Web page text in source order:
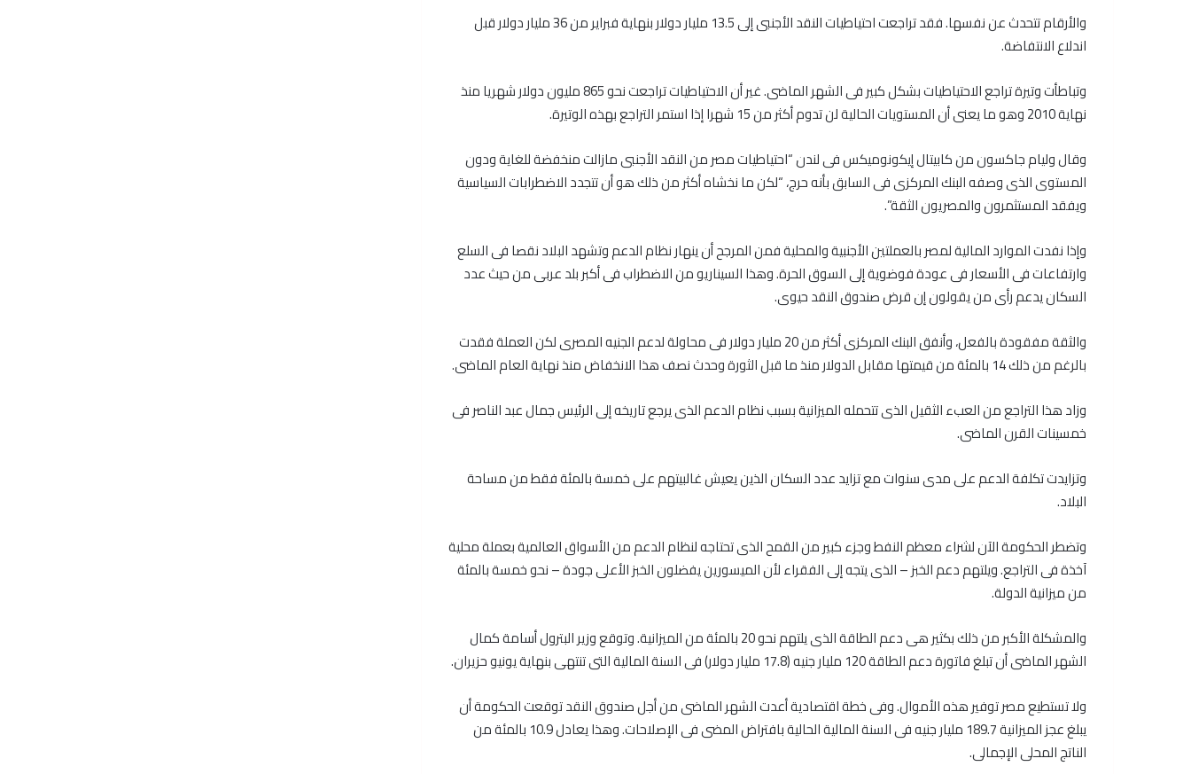
والأرقام تتحدث عن نفسها. فقد تراجعت احتياطيات النقد الأجنبى إلى 13.5 مليار دولار بنهاية فبراير من 36 مليار دولار قبل
اندلاع الانتفاضة.
وتباطأت وتيرة تراجع الاحتياطيات بشكل كبير فى الشهر الماضى. غير أن الاحتياطيات تراجعت نحو 865 مليون دولار شهريا منذ
نهاية 2010 وهو ما يعنى أن المستويات الحالية لن تدوم أكثر من 15 شهرا إذا استمر التراجع بهذه الوتيرة.
وقال وليام جاكسون من كابيتال إيكونوميكس فى لندن “احتياطيات مصر من النقد الأجنبى مازالت منخفضة للغاية ودون
المستوى الذى وصفه البنك المركزى فى السابق بأنه حرج، “لكن ما نخشاه أكثر من ذلك هو أن تتجدد الاضطرابات السياسية
ويفقد المستثمرون والمصريون الثقة”.
وإذا نفدت الموارد المالية لمصر بالعملتين الأجنبية والمحلية فمن المرجح أن ينهار نظام الدعم وتشهد البلاد نقصا فى السلع
وارتفاعات فى الأسعار فى عودة فوضوية إلى السوق الحرة. وهذا السيناريو من الاضطراب فى أكبر بلد عربى من حيث عدد
السكان يدعم رأى من يقولون إن قرض صندوق النقد حيوى.
والثقة مفقودة بالفعل، وأنفق البنك المركزى أكثر من 20 مليار دولار فى محاولة لدعم الجنيه المصرى لكن العملة فقدت
بالرغم من ذلك 14 بالمئة من قيمتها مقابل الدولار منذ ما قبل الثورة وحدث نصف هذا الانخفاض منذ نهاية العام الماضى.
وزاد هذا التراجع من العبء الثقيل الذى تتحمله الميزانية بسبب نظام الدعم الذى يرجع تاريخه إلى الرئيس جمال عبد الناصر فى
خمسينات القرن الماضى.
وتزايدت تكلفة الدعم على مدى سنوات مع تزايد عدد السكان الذين يعيش غالبيتهم على خمسة بالمئة فقط من مساحة
البلاد.
وتضطر الحكومة الآن لشراء معظم النفط وجزء كبير من القمح الذى تحتاجه لنظام الدعم من الأسواق العالمية بعملة محلية
آخذة فى التراجع. ويلتهم دعم الخبز – الذى يتجه إلى الفقراء لأن الميسورين يفضلون الخبز الأعلى جودة – نحو خمسة بالمئة
من ميزانية الدولة.
والمشكلة الأكبر من ذلك بكثير هى دعم الطاقة الذى يلتهم نحو 20 بالمئة من الميزانية. وتوقع وزير البترول أسامة كمال
الشهر الماضى أن تبلغ فاتورة دعم الطاقة 120 مليار جنيه (17.8 مليار دولار) فى السنة المالية التى تنتهى بنهاية يونيو حزيران.
ولا تستطيع مصر توفير هذه الأموال. وفى خطة اقتصادية أعدت الشهر الماضى من أجل صندوق النقد توقعت الحكومة أن
يبلغ عجز الميزانية 189.7 مليار جنيه فى السنة المالية الحالية بافتراض المضى فى الإصلاحات. وهذا يعادل 10.9 بالمئة من
الناتج المحلى الإجمالى.